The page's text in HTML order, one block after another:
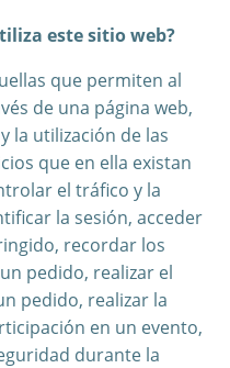
este sitio web?
que permiten al
de una página web,
la utilización de las
que en ella existan
el tráfico y la
la sesión, acceder
recordar los
pedido, realizar el
pedido, realizar la
en un evento,
durante la